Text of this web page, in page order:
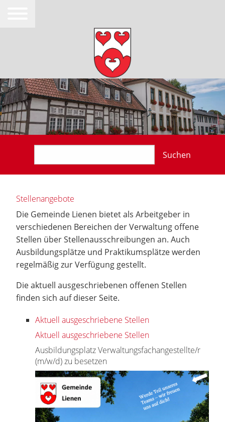
Suchen
Stellenangebote
Die Gemeinde Lienen bietet als Arbeitgeber in
verschiedenen Bereichen der Verwaltung offene
Stellen über Stellenausschreibungen an. Auch
Ausbildungsplätze und Praktikumsplätze werden
regelmäßig zur Verfügung gestellt.
Die aktuell ausgeschriebenen offenen Stellen
finden sich auf dieser Seite.
Aktuell ausgeschriebene Stellen
Aktuell ausgeschriebene Stellen
Ausbildungsplatz Verwaltungsfachangestellte/r
(m/w/d) zu besetzen